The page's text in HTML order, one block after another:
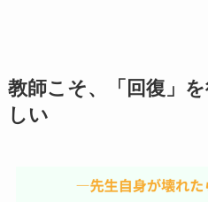
教師こそ、「回復」
しい